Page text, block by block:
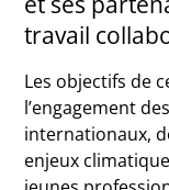
travail
Les objectifs de
l’engagement
internationaux,
enjeux